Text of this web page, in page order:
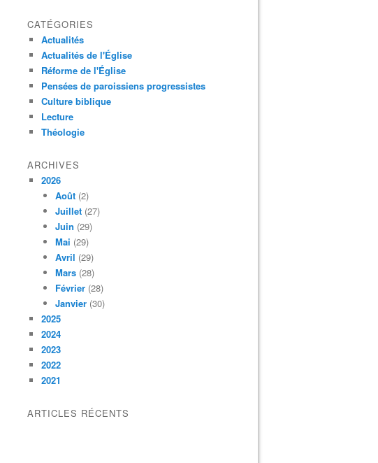
CATÉGORIES
Actualités
Actualités de l'Église
Réforme de l'Église
Pensées de paroissiens progressistes
Culture biblique
Lecture
Théologie
ARCHIVES
2026
Août (2)
Juillet (27)
Juin (29)
Mai (29)
Avril (29)
Mars (28)
Février (28)
Janvier (30)
2025
2024
2023
2022
2021
ARTICLES RÉCENTS